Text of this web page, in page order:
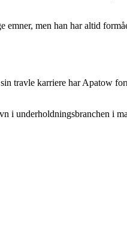
men han har altid
travle karriere har Apatow
i underholdningsbranchen i